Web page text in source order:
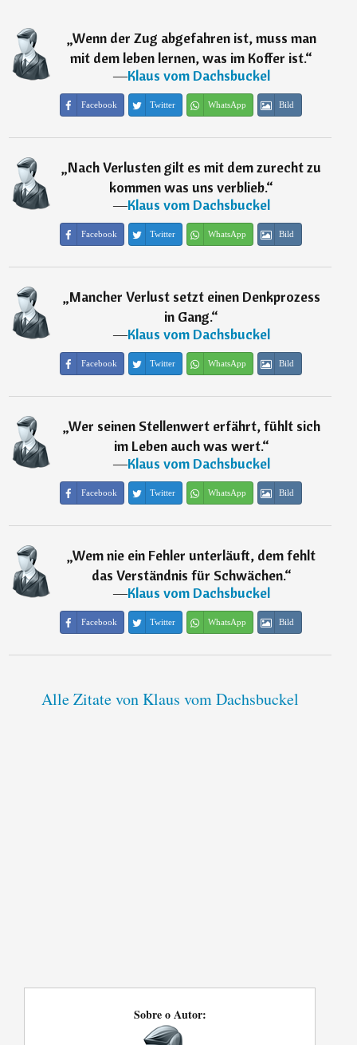
„Wenn der Zug abgefahren ist, muss man
mit dem leben lernen, was im Koffer ist.“
―Klaus vom Dachsbuckel
Facebook Twitter WhatsApp Bild
„Nach Verlusten gilt es mit dem zurecht zu
kommen was uns verblieb.“
―Klaus vom Dachsbuckel
Facebook Twitter WhatsApp Bild
„Mancher Verlust setzt einen Denkprozess
in Gang.“
―Klaus vom Dachsbuckel
Facebook Twitter WhatsApp Bild
„Wer seinen Stellenwert erfährt, fühlt sich
im Leben auch was wert.“
―Klaus vom Dachsbuckel
Facebook Twitter WhatsApp Bild
„Wem nie ein Fehler unterläuft, dem fehlt
das Verständnis für Schwächen.“
―Klaus vom Dachsbuckel
Facebook Twitter WhatsApp Bild
Alle Zitate von Klaus vom Dachsbuckel
Sobre o Autor: